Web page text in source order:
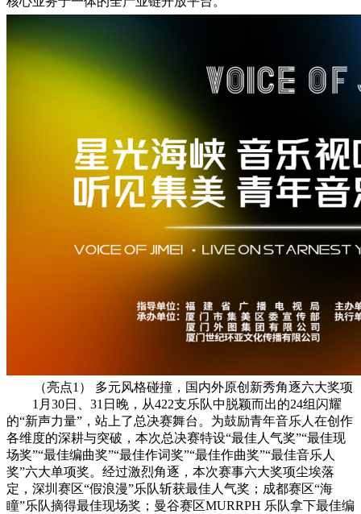
（亮点1） 多元风格碰撞，国内外原创新秀角逐六大奖项
1月30日、31日晚，从422支乐队中脱颖而出的24组闪耀
的“新声力量”，站上了总决赛舞台。为鼓励青年音乐人在创作
各维度的深耕与突破，本次总决赛特设“最佳人气奖”“最佳现
场奖”“最佳编曲奖”“最佳作词奖”“最佳作曲奖”“最佳音乐人
奖”六大单项奖。经过激烈角逐，本次赛事六大奖项尘埃落
定，深圳赛区“假浪漫”乐队斩获最佳人气奖；成都赛区“海
瞳”乐队摘得最佳现场奖；曼谷赛区MURRPH 乐队拿下最佳编